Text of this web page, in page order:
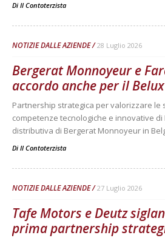
Di Il Contoterzista
NOTIZIE DALLE AZIENDE 28 Luglio 2026
Bergerat Monnoyeur e
accordo anche per il Belux
Partnership strategica per valorizzare le
competenze tecnologiche e innovative
distributiva di Bergerat Monnoyeur in
Di Il Contoterzista
NOTIZIE DALLE AZIENDE 27 Luglio 2026
Tafe Motors e Deutz
prima partnership